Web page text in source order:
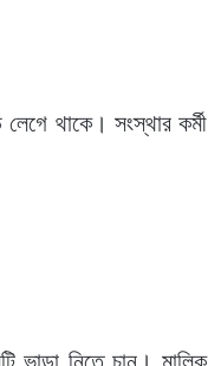
থাকে। সংস্থার কর্মী